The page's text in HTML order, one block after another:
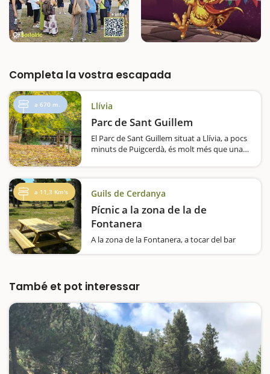
Completa la vostra escapada
a 670 m. Llívia
Parc de Sant Guillem
El Parc de Sant Guillem situat a Llívia, a pocs
minuts de Puigcerdà, és molt més que una
l'estiu. És una gran…
a 11,3 Km's Guils de Cerdanya
Pícnic a la zona de la de
Fontanera
A la zona de la Fontanera, a tocar del bar
senyalitzats -i que a l’hivern es fan amb les
raquetes de neu-. Estan…
També et pot interessar